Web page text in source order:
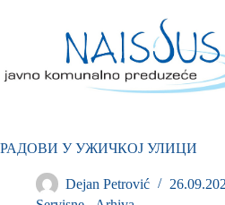
РАДОВИ У УЖИЧКОЈ УЛИЦИ
Dejan Petrović